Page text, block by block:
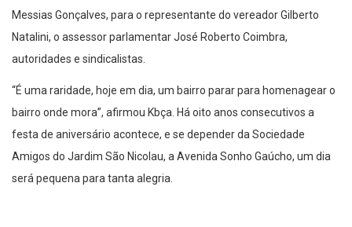
Messias Gonçalves, para o representante do vereador Gilberto
Natalini, o assessor parlamentar José Roberto Coimbra,
autoridades e sindicalistas.
“É uma raridade, hoje em dia, um bairro parar para homenagear o
bairro onde mora”, afirmou Kbça. Há oito anos consecutivos a
festa de aniversário acontece, e se depender da Sociedade
Amigos do Jardim São Nicolau, a Avenida Sonho Gaúcho, um dia
será pequena para tanta alegria.